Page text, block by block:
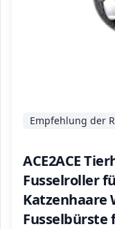
ACE2ACE
Fusselroller
Katzenhaare
Fusselbürste
Empfehlung der